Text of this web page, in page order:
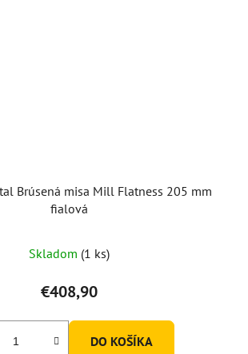
Brúsená misa Mill Flatness 205 mm
fialová
Skladom (1 ks)
€408,90
DO KOŠÍKA